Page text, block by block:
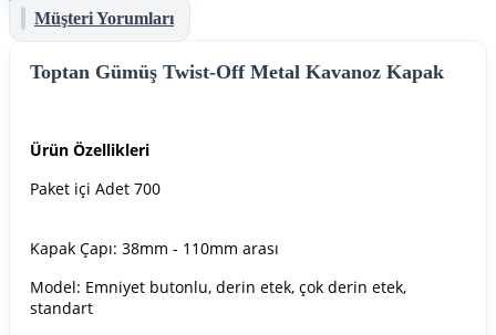
Müşteri Yorumları
Toptan Gümüş Twist-Off Metal Kavanoz Kapak
Ürün Özellikleri
Paket içi Adet 700
Kapak Çapı: 38mm - 110mm arası
Model: Emniyet butonlu, derin etek, çok derin etek,
standart